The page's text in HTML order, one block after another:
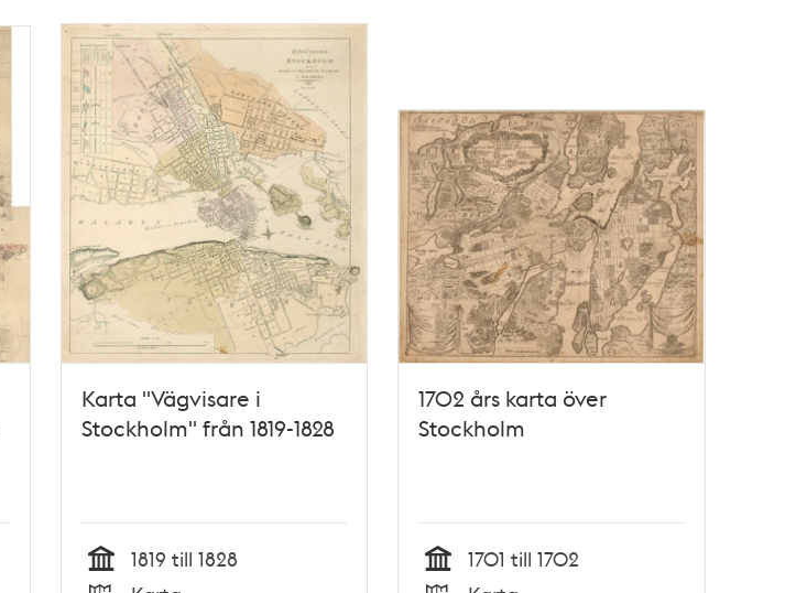
Karta "Vägvisare i
Stockholm" från 1819-1828
Tid
1819 till 1828
1702 års karta över
Stockholm
Tid
1701 till 1702